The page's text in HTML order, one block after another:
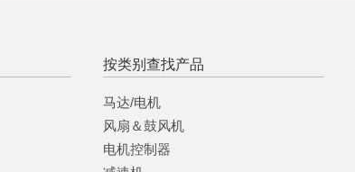
按类别查找产品
马达/电机
风扇＆鼓风机
电机控制器